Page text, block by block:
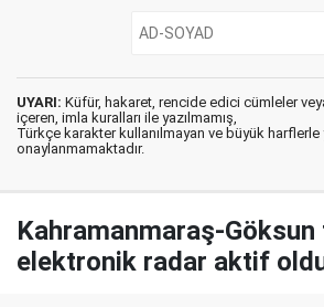
UYARI: Küfür, hakaret, rencide edici cümleler
içeren, imla kuralları ile yazılmamış,
Türkçe karakter kullanılmayan ve büyük harflerle
onaylanmamaktadır.
Kahramanmaraş-
elektronik radar aktif